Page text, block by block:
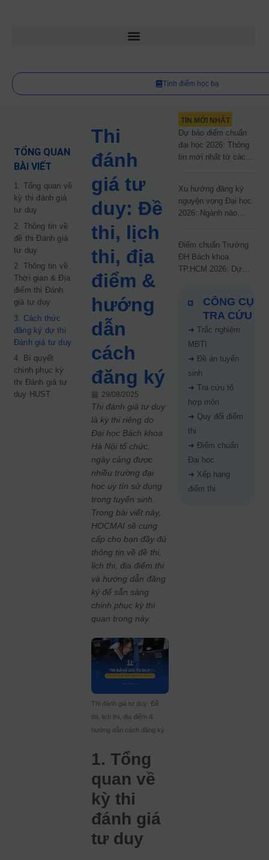
Tính điểm học bạ
TỔNG QUAN
BÀI VIẾT
1. Tổng quan về
kỳ thi đánh giá
tư duy
2. Thông tin về
đề thi Đánh giá
tư duy
2. Thông tin về
Thời gian & Địa
điểm thi Đánh
giá tư duy
3. Cách thức
đăng ký dự thi
Đánh giá tư duy
4. Bí quyết
chinh phục kỳ
thi Đánh giá tư
duy HUST
Thi
đánh
giá tư
duy: Đề
thi, lịch
thi, địa
điểm &
hướng
dẫn
cách
đăng ký
29/08/2025
Thi đánh giá tư duy
là kỳ thi riêng do
Đại học Bách khoa
Hà Nội tổ chức,
ngày càng được
nhiều trường đại
học uy tín sử dụng
trong tuyển sinh.
Trong bài viết này,
HOCMAI sẽ cung
cấp cho bạn đầy đủ
thông tin về đề thi,
lịch thi, địa điểm thi
và hướng dẫn đăng
ký để sẵn sàng
chinh phục kỳ thi
quan trọng này.
Thi đánh giá tư duy: Đề
thi, lịch thi, địa điểm &
hướng dẫn cách đăng ký
1. Tổng
quan về
kỳ thi
đánh giá
tư duy
TIN MỚI NHẤT
Dự báo điểm chuẩn
đại học 2026: Thông
tin mới nhất từ các
Xu hướng đăng ký
nguyện vọng Đại học
2026: Ngành nào
Điểm chuẩn Trường
ĐH Bách khoa
TP.HCM 2026: Dự
67%
CÔNG CỤ
TRA CỨU
➜ Trắc nghiệm
MBTI
➜ Đề án tuyển
sinh
➜ Tra cứu tổ
hợp môn
➜ Quy đổi điểm
thi
➜ Điểm chuẩn
Đại học
➜ Xếp hạng
điểm thi